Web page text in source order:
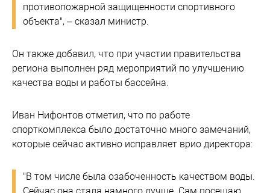
противопожарной защищенности спортивного
объекта", – сказал министр.
Он также добавил, что при участии правительства
региона выполнен ряд мероприятий по улучшению
качества воды и работы бассейна.
Иван Нифонтов отметил, что по работе
спорткомплекса было достаточно много замечаний,
которые сейчас активно исправляет врио директора:
"В том числе была озабоченность качеством воды.
Сейчас она стала намного лучше. Сам посещаю